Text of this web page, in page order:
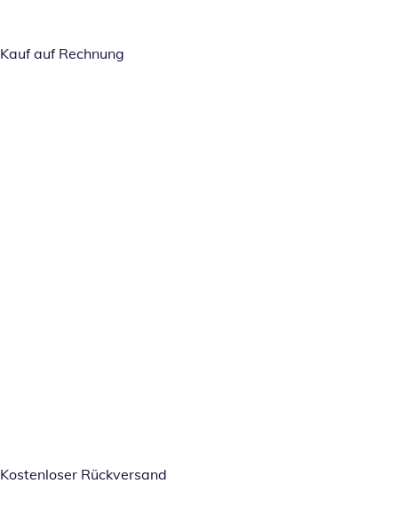
Kauf auf Rechnung
Kostenloser Rückversand